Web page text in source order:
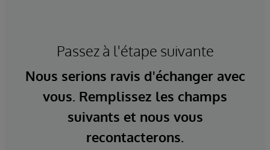
Passez à l'étape suivante
Nous serions ravis d'échanger avec
vous. Remplissez les champs
suivants et nous vous
recontacterons.